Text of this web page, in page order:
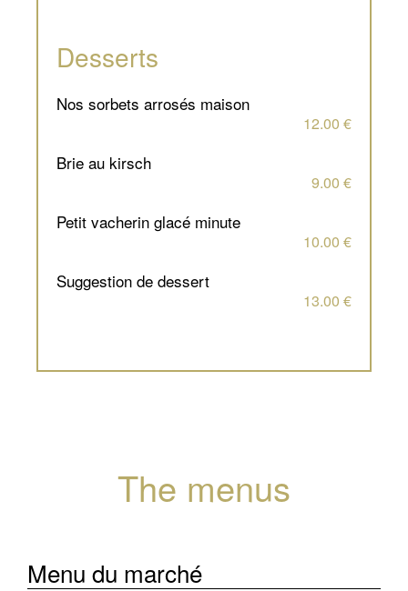
Desserts
nos sorbets arrosés maison
12.00 €
brie au kirsch
9.00 €
petit vacherin glacé minute
10.00 €
suggestion de dessert
13.00 €
The menus
Menu du marché